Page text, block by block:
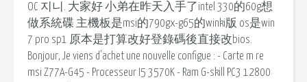
OC 지니. 大家好 小弟在昨天入手了intel 330的60g想
做系統碟 主機板是msi的790gx-g65的winki版 os是win
7 pro sp1 原本是打算改好登錄碼後直接改bios.
Bonjour, Je viens d'achet une nouvelle configue : - Carte m re
msi Z77A-G45 - Processeur I5 3570K - Ram G-skill PC3 12800